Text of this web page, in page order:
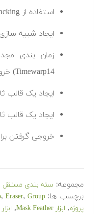
استفاده از Multipoint Tracking
ایجاد شبیه سازی Particle
زمان بندی
Timewarp14) خروجی گیری و رندر کردن
ایجاد یک قالب
ایجاد یک قالب
خروجی گرفتن
مجموعه: سته بندی مستقل
برچسب ها: , Eraser, Group کردن اجزا
پروژه, ابزار Mask Feather , ابزار Pen